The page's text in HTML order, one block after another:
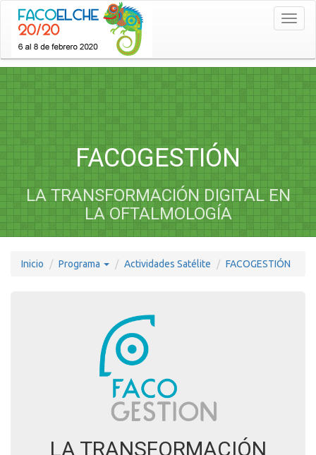
FACOGESTIÓN
LA TRANSFORMACIÓN DIGITAL EN
LA OFTALMOLOGÍA
Inicio Programa Actividades Satélite FACOGESTIÓN
LA TRANSFORMACIÓN